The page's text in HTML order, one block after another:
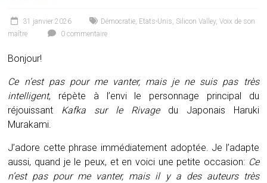
31 janvier 2026 Démocratie, Etats-Unis, Silicon Valley,Voix de son
maître
0 commentaire
Bonjour!
Ce n’est pas pour me vanter, mais je ne suis pas très
intelligent, répète à l’envi le personnage principal du
réjouissant Kafka sur le Rivagedu Japonais
Haruki
Murakami.
J’adore cette phrase immédiatement adoptée. Je l’adapte
aussi, quand je le peux, et en voici une petite occasion: Ce
n’est pas pour me vanter, mais il y a des auteurs très